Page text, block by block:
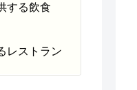
する飲食
レストラン